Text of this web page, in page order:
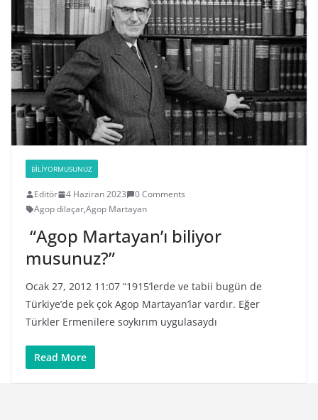
BILIYORMUSUNUZ
Editör 4 Haziran 2023
0 Comments
Agop dilaçar,Agop Martayan
“Agop Martayan’ı biliyor
musunuz?”
Ocak 27, 2012 11:07 “1915’lerde ve tabii bugün de
Türkiye’de pek çok Agop Martayan’lar vardır. Eğer
Türkler Ermenilere soykırım uygulasaydı
Read More